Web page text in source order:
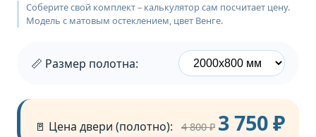
Соберите свой комплект – калькулятор сам посчитает цену.
Модель с матовым остеклением, цвет Венге.
📏 Размер полотна:
🚪 Цена двери (полотно): 4 800 ₽ 3 750 ₽